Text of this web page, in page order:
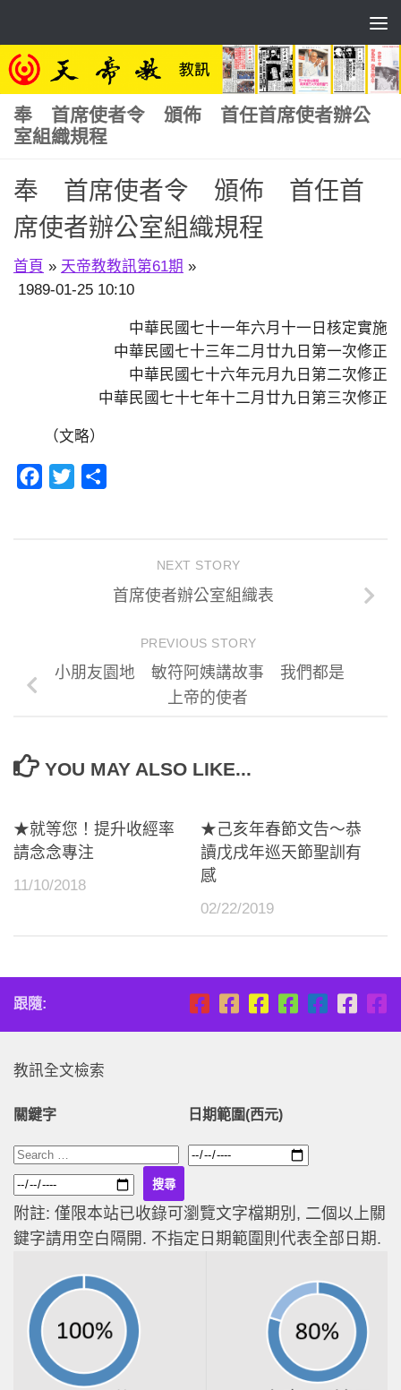
奉 首席使者令 頒佈 首任首席使者辦公
室組織規程
奉 首席使者令 頒佈 首任首
席使者辦公室組織規程
首頁 » 天帝教教訊第61期 »
1989-01-25 10:10
中華民國七十一年六月十一日核定實施
中華民國七十三年二月廿九日第一次修正
中華民國七十六年元月九日第二次修正
中華民國七十七年十二月廿九日第三次修正
（文略）
Facebook
Twitter
NEXT STORY
首席使者辦公室組織表
PREVIOUS STORY
小朋友園地 敏符阿姨講故事 我們都是
上帝的使者
YOU MAY ALSO LIKE...
★就等您！提升收經率
請念念專注
11/10/2018
★己亥年春節文告～恭
讀戊戌年巡天節聖訓有
感
02/22/2019
跟隨:
教訊全文檢索
關鍵字 日期範圍(西元)
附註: 僅限本站已收錄可瀏覽文字檔期別, 二個以上關
鍵字請用空白隔開. 不指定日期範圍則代表全部日期.